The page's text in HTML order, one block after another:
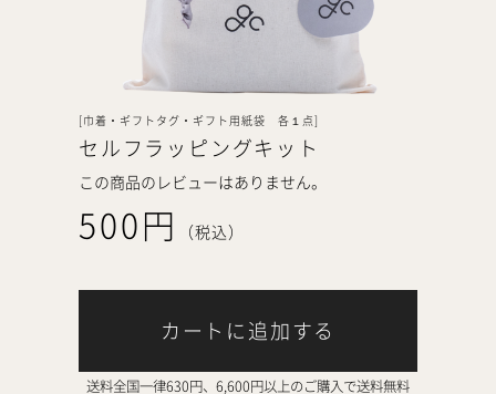
セルフラッピングキット
[巾着・ギフトタグ・ギフト用紙袋 各１点]
この商品のレビューはありません。
500円
カートに追加する
送料全国一律630円、6,600円以上のご購入で送料無料